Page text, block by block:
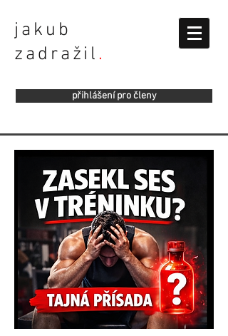
jakub
zadražil .
přihlášení pro členy